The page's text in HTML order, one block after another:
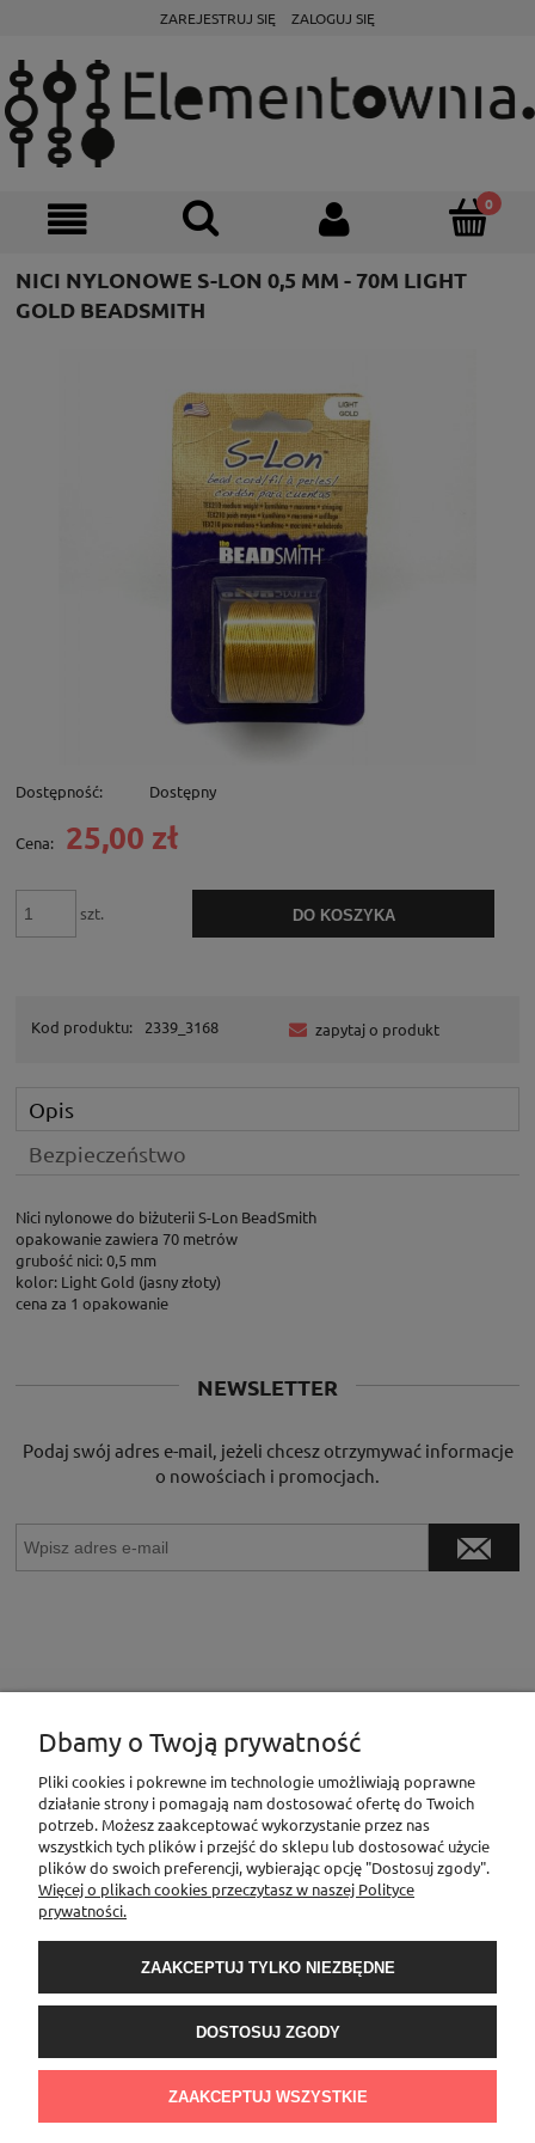
ZAREJESTRUJ SIĘ ZALOGUJ SIĘ
NICI NYLONOWE S-LON 0,5 MM - 70M LIGHT
GOLD BEADSMITH
Dostępność: Dostępny
Cena: 25,00 zł
szt. DO KOSZYKA
Kod produktu: 2339_3168 zapytaj o produkt
Opis
Bezpieczeństwo
Nici nylonowe do biżuterii S-Lon BeadSmith
opakowanie zawiera 70 metrów
grubość nici: 0,5 mm
kolor: Light Gold (jasny złoty)
cena za 1 opakowanie
NEWSLETTER
Podaj swój adres e-mail, jeżeli chcesz otrzymywać informacje
o nowościach i promocjach.
MOJE KONTO
O NAS
Sklep Elementownia |Al. Niepodległości 76/78, 02-626 Warszawa, woj.
Jesionkiewicz-Branas NIP: 1231122407 l REGON: 541058992
Dbamy o Twoją prywatność
Pliki cookies i pokrewne im technologie umożliwiają poprawne
działanie strony i pomagają nam dostosować ofertę do Twoich
potrzeb. Możesz zaakceptować wykorzystanie przez nas
wszystkich tych plików i przejść do sklepu lub dostosować użycie
plików do swoich preferencji, wybierając opcję "Dostosuj zgody".
Więcej o plikach cookies przeczytasz w naszej Polityce
prywatności.
ZAAKCEPTUJ TYLKO NIEZBĘDNE
DOSTOSUJ ZGODY
ZAAKCEPTUJ WSZYSTKIE